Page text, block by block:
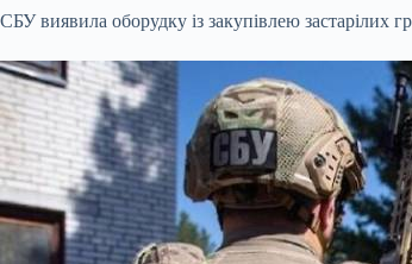
СБУ виявила оборудку із закупівлею застарілих